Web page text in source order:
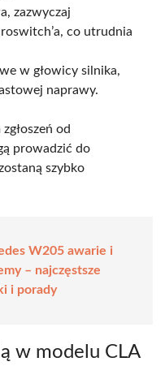
zazwyczaj
co utrudnia
w głowicy silnika,
naprawy.
od
prowadzić do
szybko
W205 awarie i
– najczęstsze
i porady
w modelu CLA